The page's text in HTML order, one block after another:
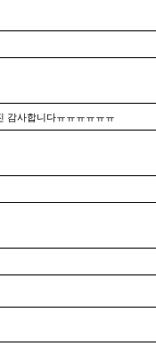
감사합니다ㅠㅠㅠㅠㅠㅠ